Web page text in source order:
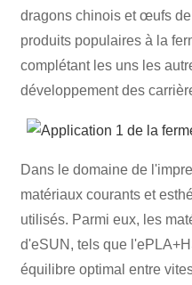
dragons chinois et œufs
produits populaires à la
complétant les uns les
développement des
Dans le domaine de
matériaux courants et
utilisés. Parmi eux, les
d'eSUN, tels que
équilibre optimal entre